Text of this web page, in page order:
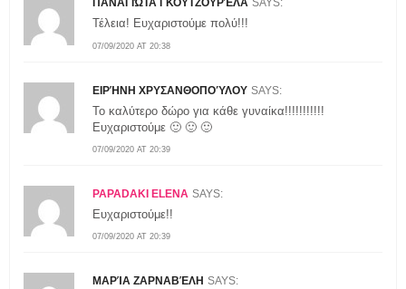
ΠΑΝΑΓΙΏΤΑ ΓΚΟΥΤΖΟΥΡΈΛΑ SAYS:
07/09/2020 AT 20:38
Τέλεια! Ευχαριστούμε πολύ!!!
ΕΙΡΉΝΗ ΧΡΥΣΑΝΘΟΠΟΎΛΟΥ SAYS:
07/09/2020 AT 20:39
Το καλύτερο δώρο για κάθε γυναίκα!!!!!!!!!!!
Ευχαριστούμε 🙂 🙂 🙂
PAPADAKI ELENA SAYS:
07/09/2020 AT 20:39
Ευχαριστούμε!!
ΜΑΡΊΑ ΖΑΡΝΑΒΈΛΗ SAYS: